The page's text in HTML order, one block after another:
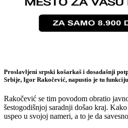
Proslavljeni srpski košarkaš i dosadašnji
Srbije, Igor Rakočević, napustio je tu
Rakočević se tim povodom obratio
šestogodišnjoj saradnji došao kraj.
uspeo u svojoj nameri, a to je da